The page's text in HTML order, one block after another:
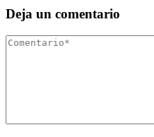
Deja un comentario